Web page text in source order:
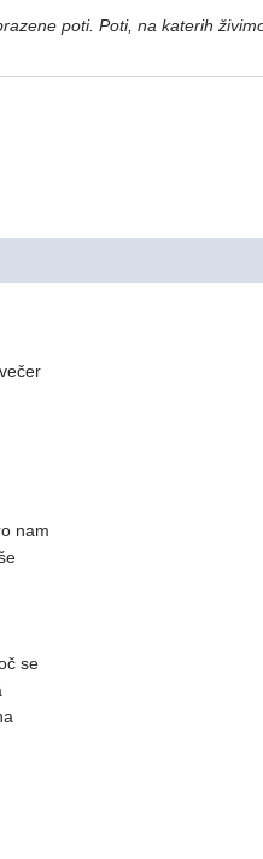
poti. Poti, na katerih
nam
se